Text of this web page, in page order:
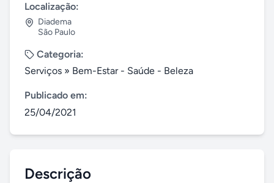
Localização:
Diadema
São Paulo
Categoria:
Serviços » Bem-Estar - Saúde - Beleza
Publicado em:
25/04/2021
Descrição